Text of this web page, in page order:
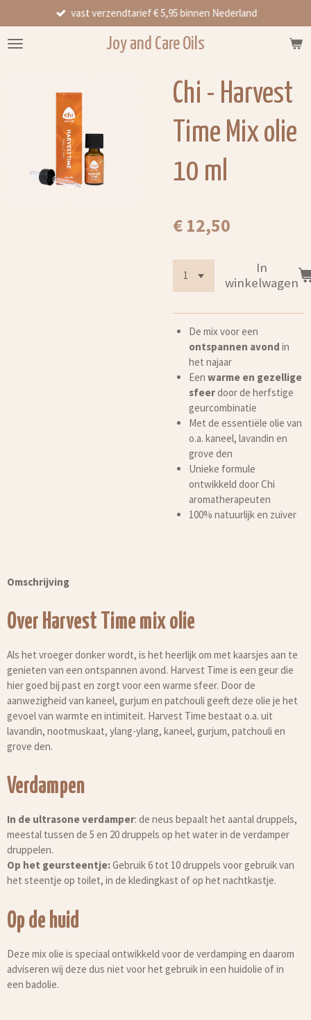
direct
naar
Joy and Care Oils
vast verzendtarief € 5,95 binnen Nederland
Chi - Harvest
Time Mix olie
10 ml
€ 12,50
In
winkelwagen
De mix voor een
ontspannen avond in
het najaar
Een warme en gezellige
sfeerdoor de herfstige
geurcombinatie
Met de essentiële olie van
o.a. kaneel, lavandin en
grove den
Unieke formule
ontwikkeld door Chi
aromatherapeuten
100% natuurlijk en zuiver
Omschrijving
Over Harvest Time mix olie
Als het vroeger donker wordt, is het heerlijk om met kaarsjes aan te
genieten van een ontspannen avond. Harvest Time is een geur die
hier goed bij past en zorgt voor een warme sfeer. Door de
aanwezigheid van kaneel, gurjum en patchouli geeft deze olie je het
gevoel van warmte en intimiteit. Harvest Time bestaat o.a. uit
lavandin, nootmuskaat, ylang-ylang, kaneel, gurjum, patchouli en
grove den.
Verdampen
In de ultrasone verdamper: de neus bepaalt het aantal druppels,
meestal tussen de 5 en 20 druppels op het water in de verdamper
druppelen.
Op het geursteentje:Gebruik 6 tot 10 druppels voor gebruik van
het steentje op toilet, in de kledingkast of op het nachtkastje.
Op de huid
Deze mix olie is speciaal ontwikkeld voor de verdamping en daarom
adviseren wij deze dus niet voor het gebruik in een huidolie of in
een badolie.